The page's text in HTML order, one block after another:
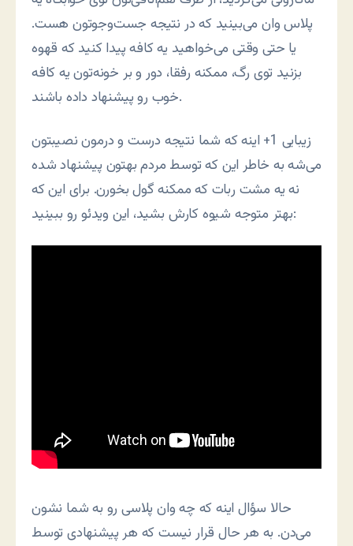
پلاس وان می‌بینید که در نتیجه جست‌وجوتون هست.
یا حتی وقتی می‌خواهید یه کافه پیدا کنید که قهوه
بزنید توی رگ، ممکنه رفقا، دور و بر خونه‌تون یه کافه
خوب رو پیشنهاد داده باشند.
زیبایی 1+ اینه که شما نتیجه درست و درمون نصیبتون
می‌شه به خاطر این که توسط مردم بهتون پیشنهاد شده
نه یه مشت ربات که ممکنه گول بخورن. برای این که
بهتر متوجه شیوه کارش بشید، این ویدئو رو ببینید:
حالا سؤال اینه که چه وان پلاسی رو به شما نشون
می‌دن. به هر حال قرار نیست که هر پیشنهادی توسط